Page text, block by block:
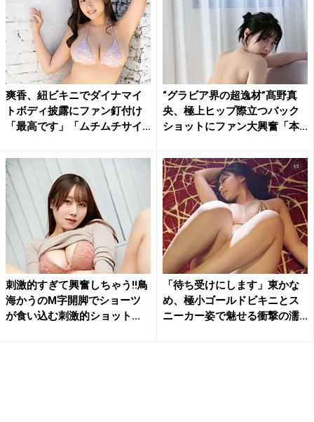
爽香、紐ビキニでダイナマイ
トボディ披露にファン釘付け
「最高です」「ムチムチサイ
“グラビア界の超逸材”髙野真
央、極上ヒップ際立つバック
ショットにファン大興奮「本...
刺激的すぎて興奮しちゃう!!鳥
海かうのM字開脚でショーツ
が食い込む刺激的ショット...
「待ち受けにします」東かな
め、極小ゴールドビキニとス
ニーカー姿で魅せる衝撃の濡